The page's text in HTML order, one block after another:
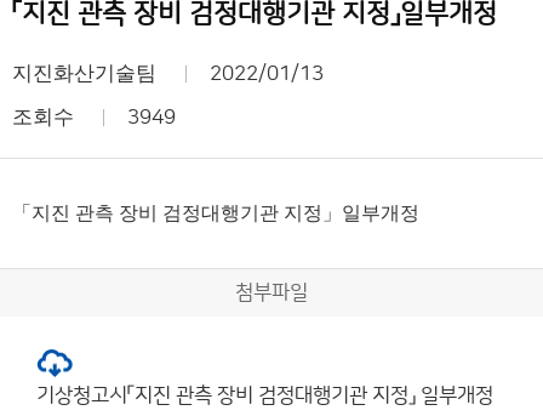
「지진 관측 장비 검정대행기관 지정」일부개정
지진화산기술팀 2022/01/13
조회수 3949
「지진 관측 장비 검정대행기관 지정」일부개정
첨부파일
기상청고시「지진 관측 장비 검정대행기관 지정」 일부개정